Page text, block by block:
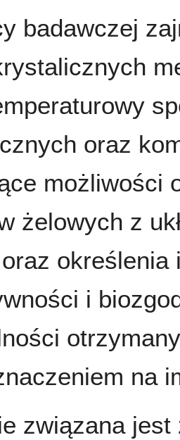
badawczej
oraz
możliwości
żelowych z
i
na
związana jest